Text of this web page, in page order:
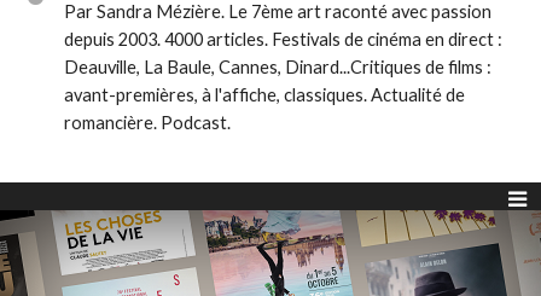
Par Sandra Mézière. Le 7ème art raconté avec passion
depuis 2003. 4000 articles. Festivals de cinéma en direct :
Deauville, La Baule, Cannes, Dinard...Critiques de films :
avant-premières, à l'affiche, classiques. Actualité de
romancière. Podcast.